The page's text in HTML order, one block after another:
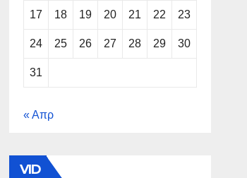
17 18 19 20 21 22 23
24 25 26 27 28 29 30
31
« Απρ
VID